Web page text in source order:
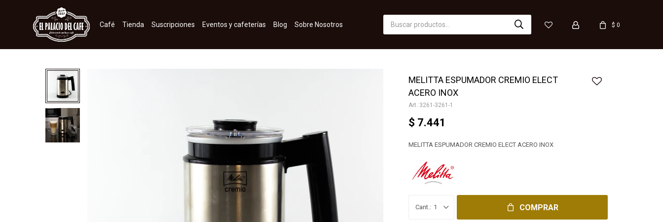
Café Tienda Suscripciones Eventos y cafeterías Blog Sobre Nosotros $ 0
MELITTA ESPUMADOR CREMIO ELECT
ACERO INOX
3261-3261-1
$ 7.441
MELITTA ESPUMADOR CREMIO ELECT ACERO INOX
1 COMPRAR